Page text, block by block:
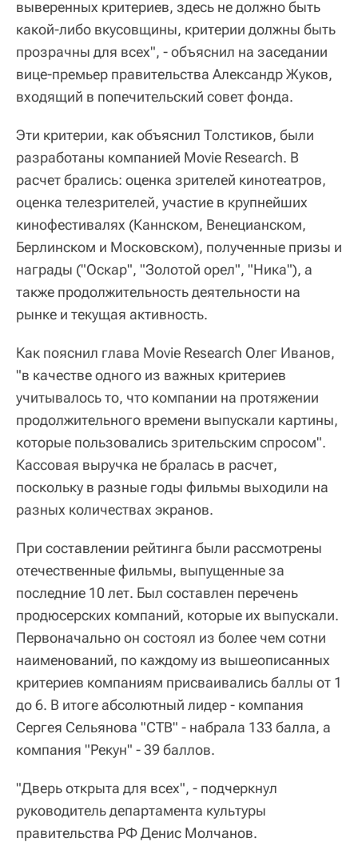
выверенных критериев, здесь не должно быть
какой-либо вкусовщины, критерии должны быть
прозрачны для всех", - объяснил на заседании
вице-премьер правительства Александр Жуков,
входящий в попечительский совет фонда.
Эти критерии, как объяснил Толстиков, были
разработаны компанией Movie Research. В
расчет брались: оценка зрителей кинотеатров,
оценка телезрителей, участие в крупнейших
кинофестивалях (Каннском, Венецианском,
Берлинском и Московском), полученные призы и
награды ("Оскар", "Золотой орел", "Ника"), а
также продолжительность деятельности на
рынке и текущая активность.
Как пояснил глава Movie Research Олег Иванов,
"в качестве одного из важных критериев
учитывалось то, что компании на протяжении
продолжительного времени выпускали картины,
которые пользовались зрительским спросом".
Кассовая выручка не бралась в расчет,
поскольку в разные годы фильмы выходили на
разных количествах экранов.
При составлении рейтинга были рассмотрены
отечественные фильмы, выпущенные за
последние 10 лет. Был составлен перечень
продюсерских компаний, которые их выпускали.
Первоначально он состоял из более чем сотни
наименований, по каждому из вышеописанных
критериев компаниям присваивались баллы от 1
до 6. В итоге абсолютный лидер - компания
Сергея Сельянова "СТВ" - набрала 133 балла, а
компания "Рекун" - 39 баллов.
"Дверь открыта для всех", - подчеркнул
руководитель департамента культуры
правительства РФ Денис Молчанов.